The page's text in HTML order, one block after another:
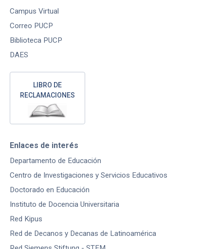
Campus Virtual
Correo PUCP
Biblioteca PUCP
DAES
LIBRO DE
RECLAMACIONES
Enlaces de interés
Departamento de Educación
Centro de Investigaciones y Servicios Educativos
Doctorado en Educación
Instituto de Docencia Universitaria
Red Kipus
Red de Decanos y Decanas de Latinoamérica